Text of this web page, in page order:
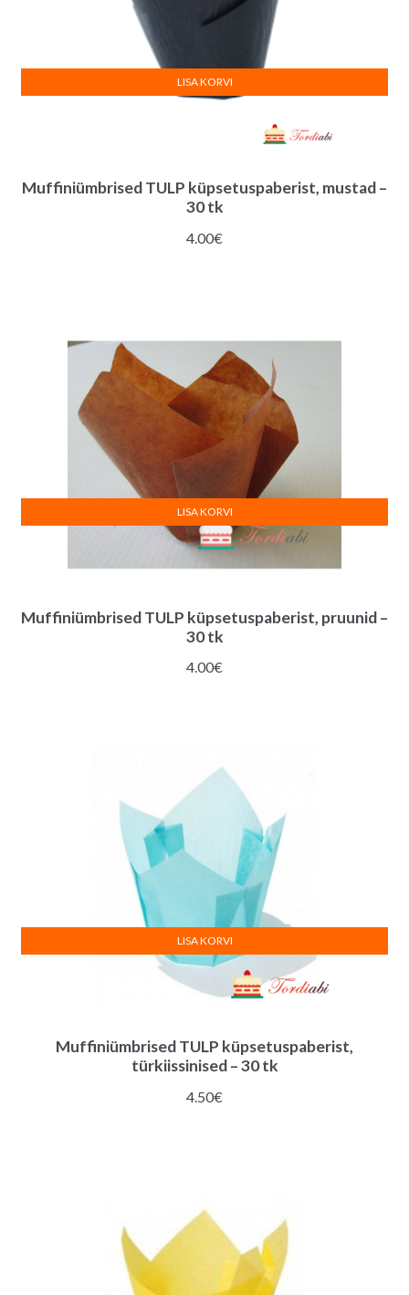
Muffiniümbrised TULP küpsetuspaberist, mustad –
30 tk
4.00€
LISA KORVI
Muffiniümbrised TULP küpsetuspaberist, pruunid –
30 tk
4.00€
LISA KORVI
Muffiniümbrised TULP küpsetuspaberist,
türkiissinised – 30 tk
4.50€
LISA KORVI